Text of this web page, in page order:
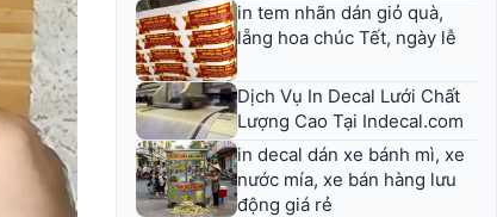
in tem nhãn dán giỏ quà,
lẵng hoa chúc Tết, ngày lễ
Dịch Vụ In Decal Lưới Chất
Lượng Cao Tại Indecal.com
in decal dán xe bánh mì, xe
nước mía, xe bán hàng lưu
động giá rẻ